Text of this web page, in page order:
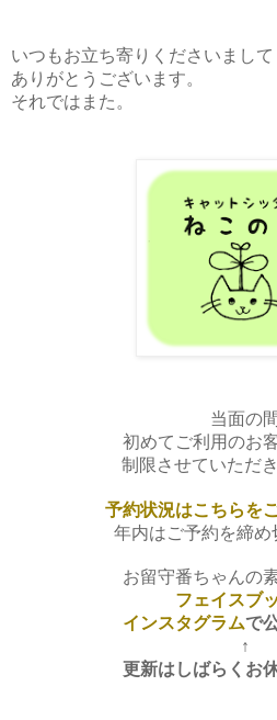
いつもお立ち寄りくださいまして
ありがとうございます。
それではまた。
当面の間
初めてご利用のお
制限させていただ
予約状況はこちらを
年内はご予約を締め
お留守番ちゃんの
フェイスブ
インスタグラムで
↑
更新はしばらくお